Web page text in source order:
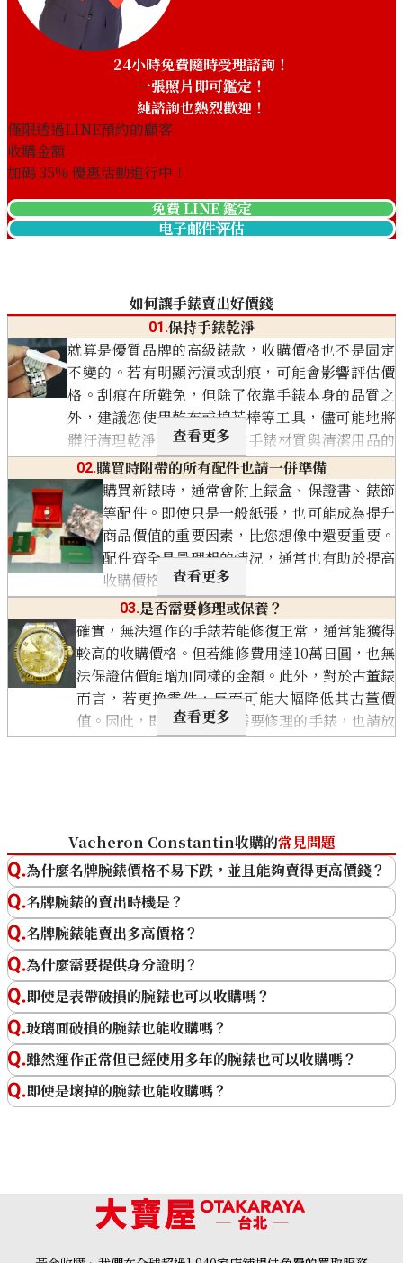
24小時免費隨時受理諮詢！
一張照片即可鑑定！
純諮詢也熱烈歡迎！
僅限透過LINE預約的顧客
收購金額
加碼35% 優惠活動進行中！
免費 LINE 鑑定
电子邮件评估
如何讓手錶賣出好價錢
01.保持手錶乾淨
就算是優質品牌的高級錶款，收購價格也不是固定
不變的。若有明顯污漬或刮痕，可能會影響評估價
格。刮痕在所難免，但除了依靠手錶本身的品質之
外，建議您使用乾布或棉花棒等工具，儘可能地將
髒汙清理乾淨。 不過，根據手錶材質與清潔用品的
不同，也可能會造成刮傷或使鍍膜剝落，導致狀況
惡化，因此請在能力範圍內輕柔處理即可。
關閉
查看更多
02.購買時附帶的所有配件也請一併準備
購買新錶時，通常會附上錶盒、保證書、錶節
等配件。即使只是一般紙張，也可能成為提升
商品價值的重要因素，比您想像中還要重要。
配件齊全是最理想的情況，通常也有助於提高
收購價格。
關閉
查看更多
03.是否需要修理或保養？
確實，無法運作的手錶若能修復正常，通常能獲得
較高的收購價格。但若維修費用達10萬日圓，也無
法保證估價能增加同樣的金額。此外，對於古董錶
而言，若更換零件，反而可能大幅降低其古董價
值。因此，即使是故障或需要修理的手錶，也請放
心，優先聯繫我們「OTAKARAYA」諮詢。
查看更多
Vacheron Constantin收購的常見問題
為什麼名牌腕錶價格不易下跌，並且能夠賣得更高價錢？
名牌腕錶的賣出時機是？
名牌腕錶能賣出多高價格？
為什麼需要提供身分證明？
即使是表帶破損的腕錶也可以收購嗎？
玻璃面破損的腕錶也能收購嗎？
雖然運作正常但已經使用多年的腕錶也可以收購嗎？
即使是壞掉的腕錶也能收購嗎？